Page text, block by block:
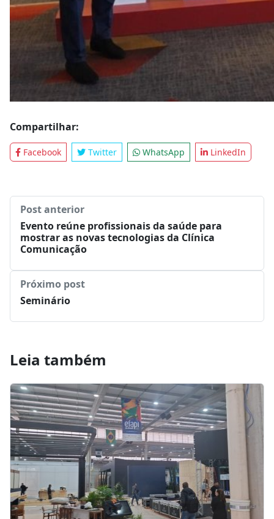
Compartilhar:
Facebook Twitter WhatsApp LinkedIn
Post anterior
Evento reúne profissionais da saúde para
mostrar as novas tecnologias da Clínica
Comunicação
Próximo post
Leia também